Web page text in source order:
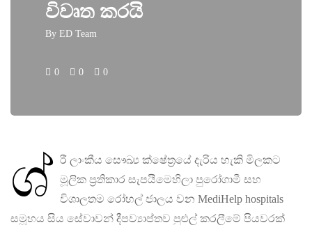
විවෘත කරයි
By ED Team
0 0 0
ශ්‍ රී ලාංකීය සෞඛ්‍ය ක්ෂේත‍්‍රයේ දැරිය හැකි මිලකට
මූලික ප‍්‍රතිකාර සැපයීමෙහිලා පුරෝගාමී සහ
විශාලතම රෝහල් ජාලය වන MediHelp hospitals
සමූහය සිය සේවාවන් දීපව්‍යාප්තව පුළුල් කරලීමේ පියවරක්